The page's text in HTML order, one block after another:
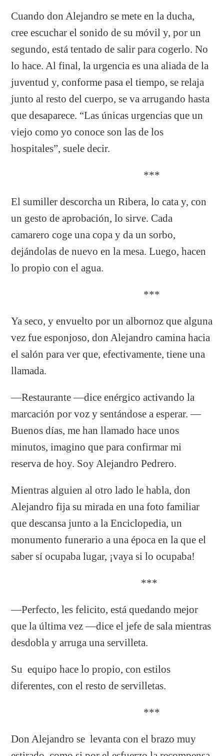
Cuando don Alejandro se mete en la ducha,
cree escuchar el sonido de su móvil y, por un
segundo, está tentado de salir para cogerlo. No
lo hace. Al final, la urgencia es una aliada de la
juventud y, conforme pasa el tiempo, se relaja
junto al resto del cuerpo, se va arrugando hasta
que desaparece. “Las únicas urgencias que un
viejo como yo conoce son las de los
hospitales”, suele decir.
***
El sumiller descorcha un Ribera, lo cata y, con
un gesto de aprobación, lo sirve. Cada
camarero coge una copa y da un sorbo,
dejándolas de nuevo en la mesa. Luego, hacen
lo propio con el agua.
***
Ya seco, y envuelto por un albornoz que alguna
vez fue esponjoso, don Alejandro camina hacia
el salón para ver que, efectivamente, tiene una
llamada.
—Restaurante —dice enérgico activando la
marcación por voz y sentándose a esperar. —
Buenos días, me han llamado hace unos
minutos, imagino que para confirmar mi
reserva de hoy. Soy Alejandro Pedrero.
Mientras alguien al otro lado le habla, don
Alejandro fija su mirada en una foto familiar
que descansa junto a la Enciclopedia, un
monumento funerario a una época en la que el
saber sí ocupaba lugar, ¡vaya si lo ocupaba!
***
—Perfecto, les felicito, está quedando mejor
que la última vez —dice el jefe de sala mientras
desdobla y arruga una servilleta.
Su equipo hace lo propio, con estilos
diferentes, con el resto de servilletas.
***
Don Alejandro se levanta con el brazo muy